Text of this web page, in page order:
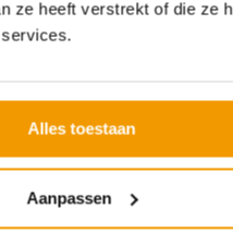
ze heeft verstrekt of die ze
Alles toestaan
Aanpassen